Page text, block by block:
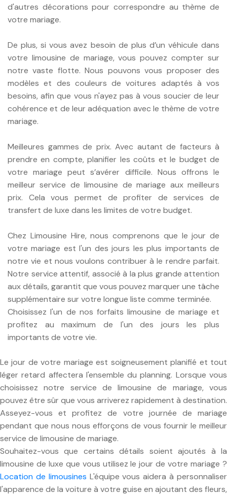
d'autres décorations pour correspondre au thème de
votre mariage.
De plus, si vous avez besoin de plus d’un véhicule dans
votre limousine de mariage, vous pouvez compter sur
notre vaste flotte. Nous pouvons vous proposer des
modèles et des couleurs de voitures adaptés à vos
besoins, afin que vous n'ayez pas à vous soucier de leur
cohérence et de leur adéquation avec le thème de votre
mariage.
Meilleures gammes de prix. Avec autant de facteurs à
prendre en compte, planifier les coûts et le budget de
votre mariage peut s’avérer difficile. Nous offrons le
meilleur service de limousine de mariage aux meilleurs
prix. Cela vous permet de profiter de services de
transfert de luxe dans les limites de votre budget.
Chez Limousine Hire, nous comprenons que le jour de
votre mariage est l'un des jours les plus importants de
notre vie et nous voulons contribuer à le rendre parfait.
Notre service attentif, associé à la plus grande attention
aux détails, garantit que vous pouvez marquer une tâche
supplémentaire sur votre longue liste comme terminée.
Choisissez l'un de nos forfaits limousine de mariage et
profitez au maximum de l'un des jours les plus
importants de votre vie.
Le jour de votre mariage est soigneusement planifié et tout
léger retard affectera l'ensemble du planning. Lorsque vous
choisissez notre service de limousine de mariage, vous
pouvez être sûr que vous arriverez rapidement à destination.
Asseyez-vous et profitez de votre journée de mariage
pendant que nous nous efforçons de vous fournir le meilleur
service de limousine de mariage.
Souhaitez-vous que certains détails soient ajoutés à la
limousine de luxe que vous utilisez le jour de votre mariage ?
Location de limousines L'équipe vous aidera à personnaliser
l'apparence de la voiture à votre guise en ajoutant des fleurs,